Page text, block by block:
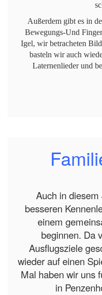
Außerdem gibt es in
Bewegungs-Und
Igel, wir betracheten
basteln wir auch
Laternenlieder und
Auch in
besseren
einem
beginnen. Da
Ausflugsziele
wieder auf einen
Mal haben wir uns
in